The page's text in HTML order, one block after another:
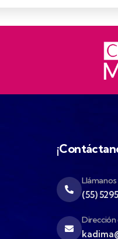
Llámanos
(55)